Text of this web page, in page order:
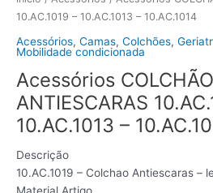
10.AC.1019 – 10.AC.1013 – 10.AC.1014
Acessórios, Camas, Colchões,
Mobilidade condicionada
Acessórios COLCHÃO
ANTIESCARAS
10.AC.1013 –
Descrição
10.AC.1019 – Colchao Antiescaras –